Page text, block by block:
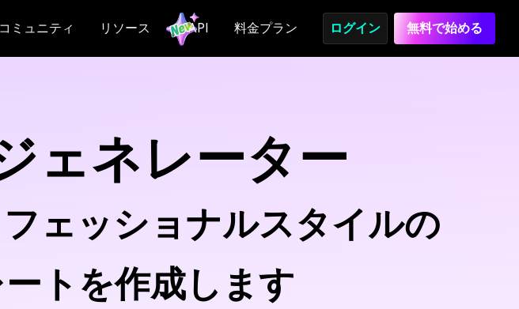
コミュニティ リソース API 料金プラン ログイン 無料で始める
ェネレーター
ェッショナルスタイルの
トを作成します